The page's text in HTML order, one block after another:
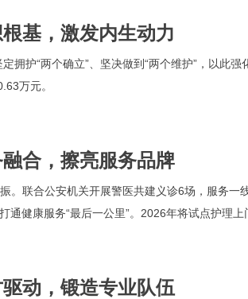
基，激发内生动力
护“两个确立”、坚决做到“两个维护”，以此强
万元。
合，擦亮服务品牌
。联合公安机关开展警医共建义诊6场，服务一
健康服务“最后一公里”。2026年将试点护理上
动，锻造专业队伍